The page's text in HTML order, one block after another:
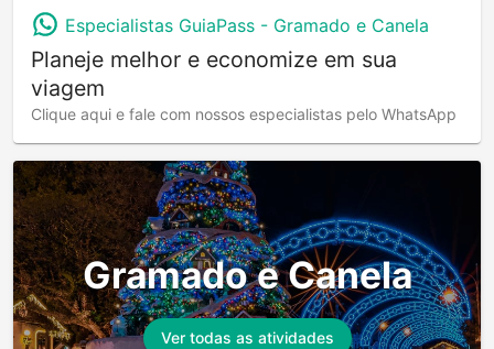
Especialistas GuiaPass - Gramado e Canela
Planeje melhor e economize em sua
viagem
Clique aqui e fale com nossos especialistas pelo WhatsApp
Gramado e Canela
Ver todas as atividades